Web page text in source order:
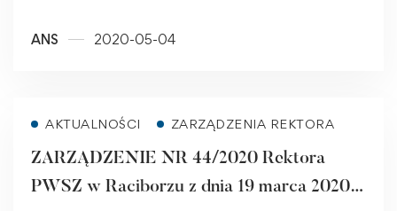
ANS 2020-05-04
AKTUALNOŚCI ZARZĄDZENIA REKTORA
ZARZĄDZENIE NR 44/2020 Rektora
PWSZ w Raciborzu z dnia 19 marca 2020